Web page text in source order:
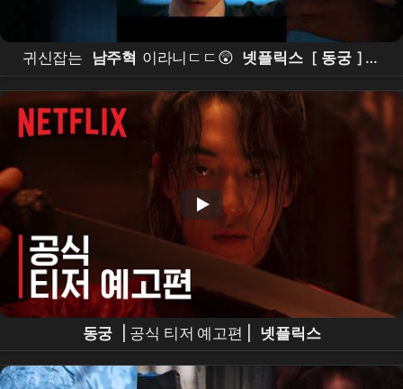
귀신잡는 남주혁 이라니ㄷㄷ😲 넷플릭스 [ 동궁 ] 티
저 예고편 공개 # 남주혁 # 노윤서 # 조승우 #장 영
남 #namjoohyuk
동궁 | 공식 티저 예고편 | 넷플릭스